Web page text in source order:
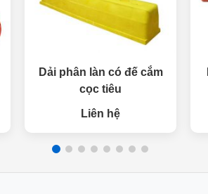
Dải phân làn có đế cắm
cọc tiêu
Liên hệ